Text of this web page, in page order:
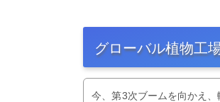
グローバル植物工
今、第3次ブームを向かえ